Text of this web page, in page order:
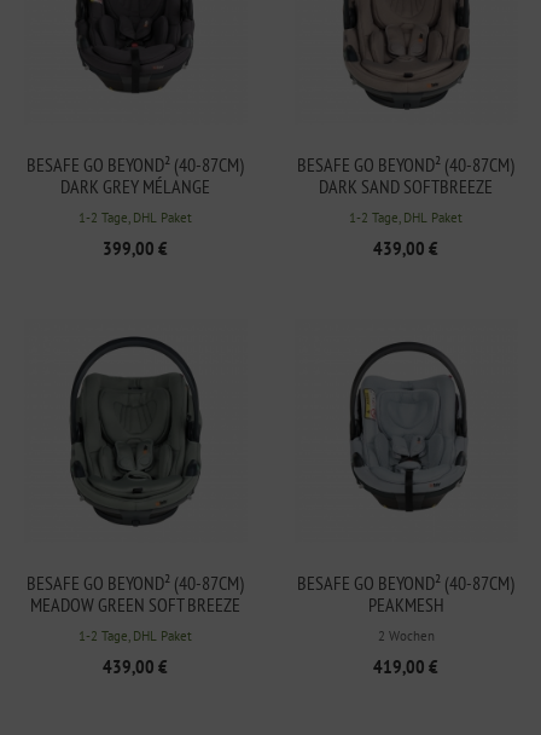
BESAFE GO BEYOND² (40-87CM)
DARK GREY MÉLANGE
1-2 Tage, DHL Paket
399,00 €
BESAFE GO BEYOND² (40-87CM)
DARK SAND SOFTBREEZE
1-2 Tage, DHL Paket
439,00 €
BESAFE GO BEYOND² (40-87CM)
MEADOW GREEN SOFT BREEZE
1-2 Tage, DHL Paket
439,00 €
BESAFE GO BEYOND² (40-87CM)
PEAKMESH
2 Wochen
419,00 €